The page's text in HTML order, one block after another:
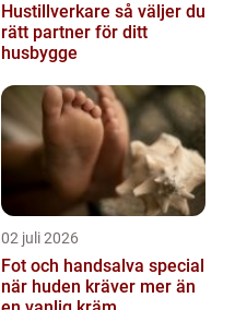
Hustillverkare så väljer du
rätt partner för ditt
husbygge
02 juli 2026
Fot och handsalva special
när huden kräver mer än